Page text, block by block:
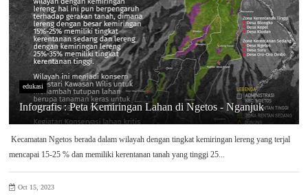
edukasi
Infografis : Peta Kemiringan Lahan di Ngetos - Nganjuk
Kecamatan Ngetos berada dalam wilayah dengan tingkat kemiringan lereng yang terjal
mencapai 15-25 % dan memiliki kerentanan tanah yang tinggi 25...
Oct 15, 2023